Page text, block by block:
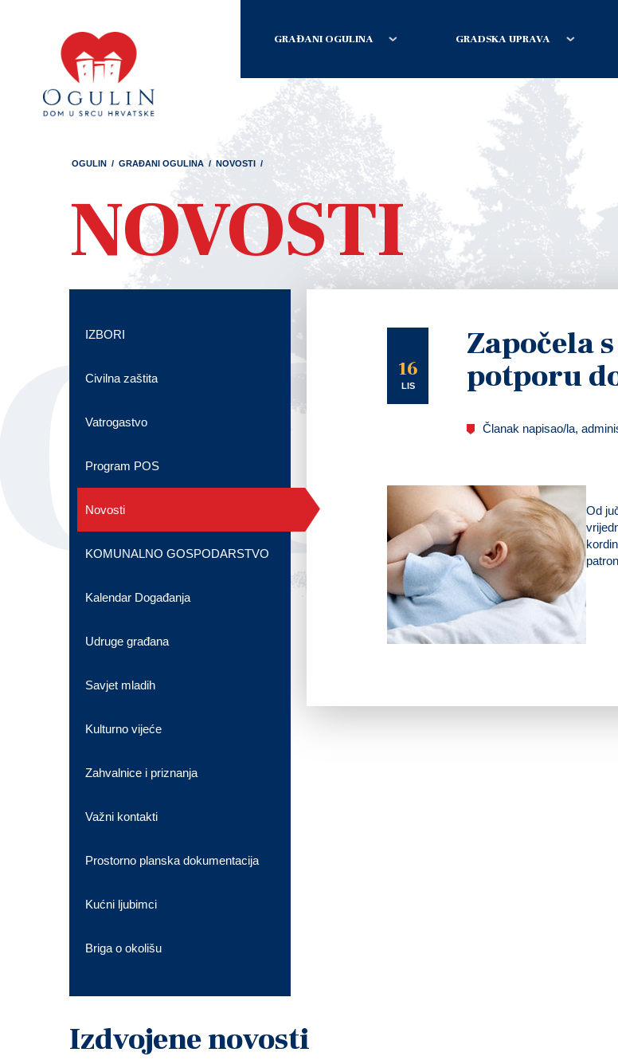
GRAĐANI OGULINA GRADSKA UPRAVA
OGULIN / GRAĐANI OGULINA / NOVOSTI /
NOVOSTI
16
LIS
Započela
potporu
Članak napisao/la,
Od
IZBORI
Civilna zaštita
Vatrogastvo
Program POS
Novosti
KOMUNALNO GOSPODARSTVO
Kalendar Događanja
Udruge građana
Savjet mladih
Kulturno vijeće
Zahvalnice i priznanja
Važni kontakti
Prostorno planska dokumentacija
Kućni ljubimci
Briga o okolišu
Izdvojene novosti